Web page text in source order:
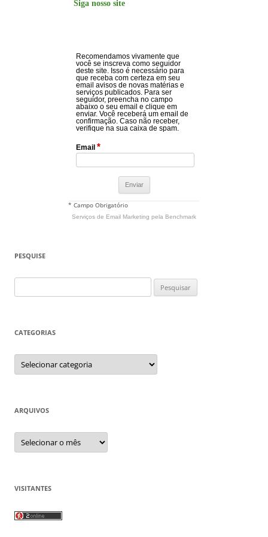
Siga nosso site
Recomendamos vivamente que
você se inscreva como seguidor
deste site. Isso é necessário para
que receba com certeza em seu
email avisos de novas matérias e
serviços publicados. Para ser
seguidor, preencha no campo
abaixo o seu email e clique em
enviar. Você receberá um email de
confirmação. Caso não receber,
verifique na sua caixa de spam.
Email *
* Campo Obrigatório
Serviços de Email Marketing pela Benchmark
PESQUISE
por:
CATEGORIAS
Categorias
ARQUIVOS
Arquivos
VISITANTES